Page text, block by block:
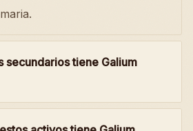
secundarios tiene Galium